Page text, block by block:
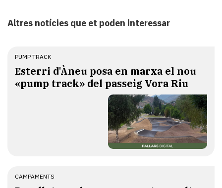
Altres notícies que et poden interessar
PUMP TRACK
Esterri d'Àneu posa en marxa el nou
«pump track» del passeig Vora Riu
CAMPAMENTS